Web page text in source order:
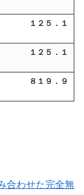
１２５．１
１２５．１
８１９．９
合わせた完全無